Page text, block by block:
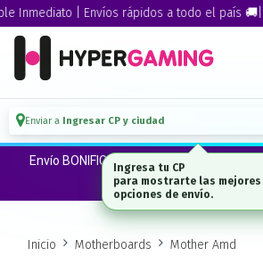
| Envíos rápidos a todo el país 🚚|
Enviar a Ingresar CP y ciudad
Envío BONIFICADO a CABA · GBA ·La
$300.000*
Inicio Motherboards Mother Amd
Ingresa tu CP
para mostrarte las mejores
opciones de envío.